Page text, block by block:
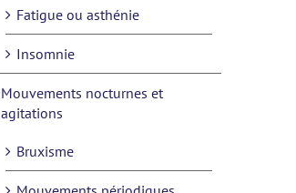
Fatigue ou asthénie
Insomnie
Mouvements nocturnes et
agitations
Bruxisme